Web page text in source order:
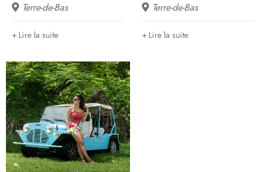
Terre-de-Bas
Lire la suite
Terre-de-Bas
Lire la suite